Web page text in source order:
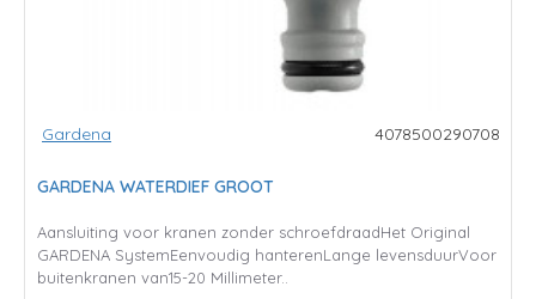
Gardena 4078500290708
GARDENA WATERDIEF GROOT
Aansluiting voor kranen zonder schroefdraadHet Original
GARDENA SystemEenvoudig hanterenLange levensduurVoor
buitenkranen van15-20 Millimeter..